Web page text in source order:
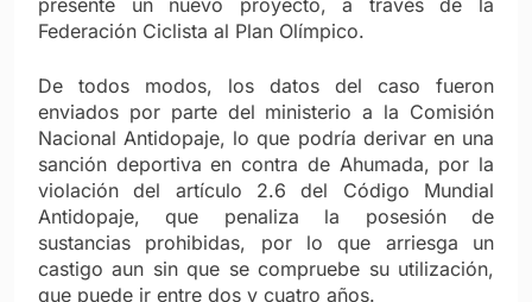
Federación Ciclista al Plan Olímpico.
De todos modos, los datos del caso fueron
enviados por parte del ministerio a la Comisión
Nacional Antidopaje, lo que podría derivar en una
sanción deportiva en contra de Ahumada, por la
violación del artículo 2.6 del Código Mundial
Antidopaje, que penaliza la posesión de
sustancias prohibidas, por lo que arriesga un
castigo aun sin que se compruebe su utilización,
que puede ir entre dos y cuatro años.